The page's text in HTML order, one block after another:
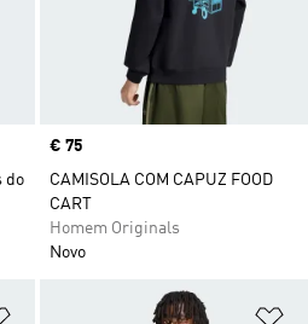
do
Price
€ 75
CAMISOLA COM CAPUZ FOOD
CART
Homem Originals
Novo
Adicionar à Lista de Desejos